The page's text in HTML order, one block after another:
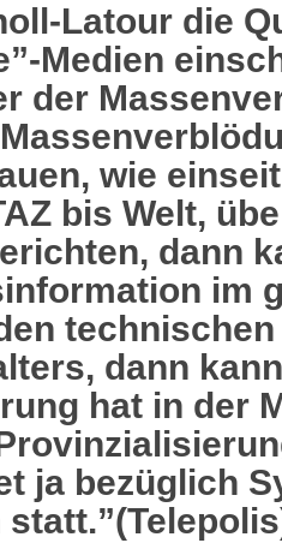
Latour die
Medien
der
wie
bis Welt,
dann
im
dann
hat in der
ja bezüglich